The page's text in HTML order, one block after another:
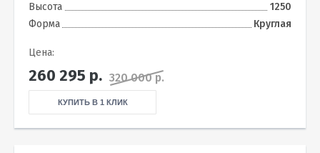
Высота
1250
Форма
Круглая
Цена:
260 295 р. 320 000 р.
КУПИТЬ В 1 КЛИК